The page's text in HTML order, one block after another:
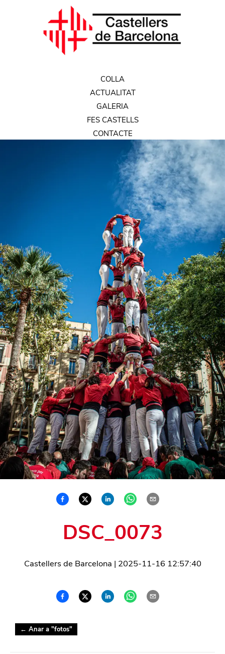
COLLA
ACTUALITAT
GALERIA
FES CASTELLS
CONTACTE
DSC_0073
Castellers de Barcelona | 2025-11-16 12:57:40
← Anar a "fotos"